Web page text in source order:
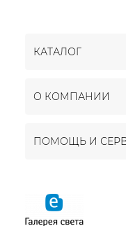
КАТАЛОГ
О КОМПАНИИ
ПОМОЩЬ И